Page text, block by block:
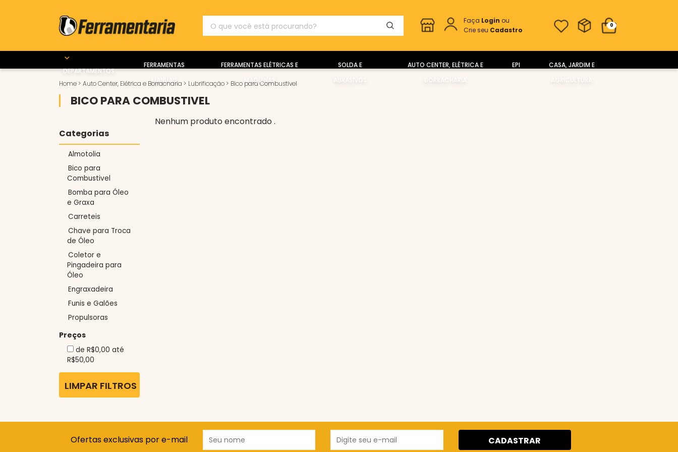
Faça Login ou
Crie seu Cadastro
0
DEPARTAMENTOS
FERRAMENTAS
MANUAIS
FERRAMENTAS ELÉTRICAS E
MÁQUINAS
SOLDA E
ABRASIVOS
AUTO CENTER, ELÉTRICA E
BORRACHARIA
EPI
CASA, JARDIM E
AGRICULTURA
Home > Auto Center, Elétrica e Borracharia > Lubrificação > Bico para Combustivel
BICO PARA COMBUSTIVEL
Categorias
Almotolia
Bico para
Combustivel
Bomba para Óleo
e Graxa
Carreteis
Chave para Troca
de Óleo
Coletor e
Pingadeira para
Óleo
Engraxadeira
Funis e Galões
Propulsoras
Preços
de R$0,00 até
R$50,00
LIMPAR FILTROS
Nenhum produto encontrado .
Ofertas exclusivas por e-mail CADASTRAR